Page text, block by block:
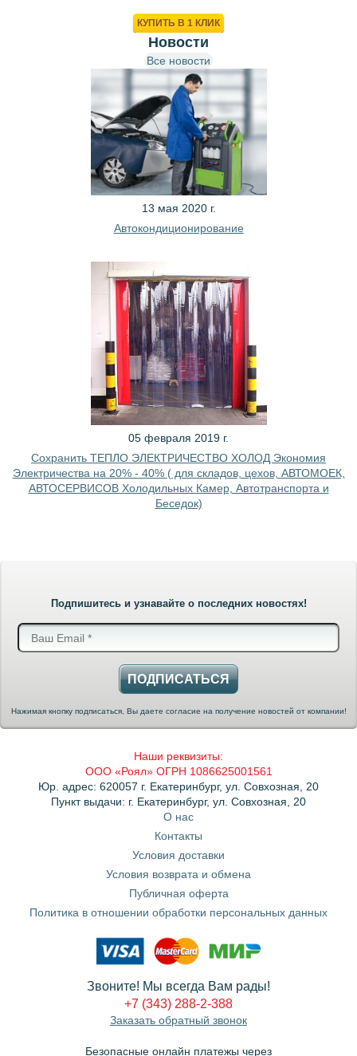
КУПИТЬ В 1 КЛИК
Новости
Все новости
13 мая 2020 г.
Автокондиционирование
05 февраля 2019 г.
Сохранить ТЕПЛО ЭЛЕКТРИЧЕСТВО ХОЛОД Экономия
Электричества на 20% - 40% ( для складов, цехов, АВТОМОЕК,
АВТОСЕРВИСОВ Холодильных Камер, Автотранспорта и
Беседок)
Подпишитесь и узнавайте о последних новостях!
ПОДПИСАТЬСЯ
Нажимая кнопку подписаться, Вы даете согласие на получение новостей от компании!
Наши реквизиты:
ООО «Роял» ОГРН 1086625001561
Юр. адрес: 620057 г. Екатеринбург, ул. Совхозная, 20
Пункт выдачи: г. Екатеринбург, ул. Совхозная, 20
О нас
Контакты
Условия доставки
Условия возврата и обмена
Публичная оферта
Политика в отношении обработки персональных данных
Звоните! Мы всегда Вам рады!
+7 (343) 288-2-388
Заказать обратный звонок
Безопасные онлайн платежы через